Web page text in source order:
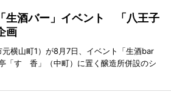
生酒バー」イベント 「八王子
画
横山町1）が8月7日、イベント「生酒bar
「すゞ香」（中町）に置く醸造所併設のシ